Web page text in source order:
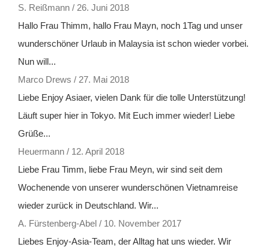
S. Reißmann / 26. Juni 2018
Hallo Frau Thimm, hallo Frau Mayn, noch 1Tag und unser
wunderschöner Urlaub in Malaysia ist schon wieder vorbei.
Nun will...
Marco Drews / 27. Mai 2018
Liebe Enjoy Asiaer, vielen Dank für die tolle Unterstützung!
Läuft super hier in Tokyo. Mit Euch immer wieder! Liebe
Grüße...
Heuermann / 12. April 2018
Liebe Frau Timm, liebe Frau Meyn, wir sind seit dem
Wochenende von unserer wunderschönen Vietnamreise
wieder zurück in Deutschland. Wir...
A. Fürstenberg-Abel / 10. November 2017
Liebes Enjoy-Asia-Team, der Alltag hat uns wieder. Wir